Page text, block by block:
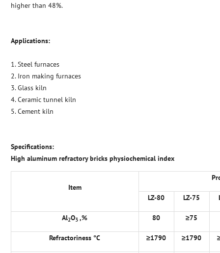
higher than 48%.
Applications:
1. Steel furnaces
2. Iron making furnaces
3. Glass kiln
4. Ceramic tunnel kiln
5. Cement kiln
Specifications:
High aluminum refractory bricks physiochemical index
Item
LZ-80 LZ-75
Al2O3 ,% 80 ≥75
Refractoriness °C ≥1790 ≥1790